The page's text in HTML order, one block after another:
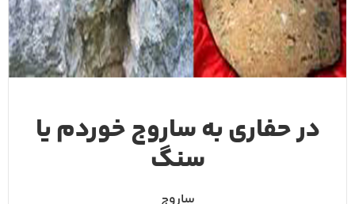
در حفاری به ساروج خوردم یا
سنگ
ساروج